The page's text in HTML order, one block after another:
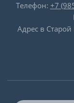
Телефон: +7
Адрес в Старой